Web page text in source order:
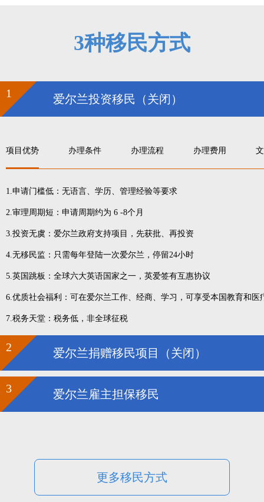
3种移民方式
1 爱尔兰投资移民（关闭）
项目优势 办理条件 办理流程 办理费用
1.申请门槛低：无语言、学历、管理经验等要求
2.审理周期短：申请周期约为 6 -8个月
3.投资无虞：爱尔兰政府支持项目，先获批、再投资
4.无移民监：只需每年登陆一次爱尔兰，停留24小时
5.英国跳板：全球六大英语国家之一，英爱签有互惠协议
6.优质社会福利：可在爱尔兰工作、经商、学习，可享受本国教育和医
7.税务天堂：税务低，非全球征税
2 爱尔兰捐赠移民项目（关闭）
3 爱尔兰雇主担保移民
更多移民方式